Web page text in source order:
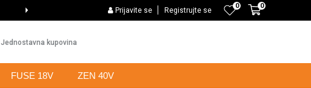
PLAĆANJE KARTICAMA BANKE INTESA NA 6 RATA
0
0
Prijavite se Registrujte se
Jednostavna kupovina
FUSE 18V ZEN 40V